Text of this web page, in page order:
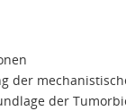
der
der